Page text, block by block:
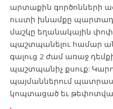
արտաքին գործոնների
ուստի խնամքը
մաշկը եղանակային
պաշտպանելու համար
գալուց 2 ժամ առաջ
պաշտպանիչ քսուք:
պայմաններում
կոպտացած եւ